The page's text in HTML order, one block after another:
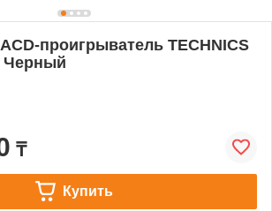
проигрыватель TECHNICS
Черный
₸
Купить